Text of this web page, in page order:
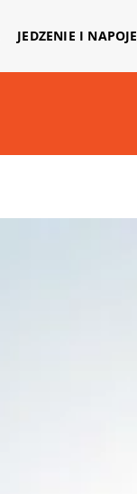
JEDZENIE I NAPOJE